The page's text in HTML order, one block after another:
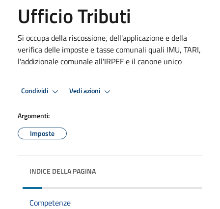
Ufficio Tributi
Si occupa della riscossione, dell'applicazione e della
verifica delle imposte e tasse comunali quali IMU, TARI,
l'addizionale comunale all'IRPEF e il canone unico
Condividi Vedi azioni
Argomenti:
Imposte
INDICE DELLA PAGINA
Competenze